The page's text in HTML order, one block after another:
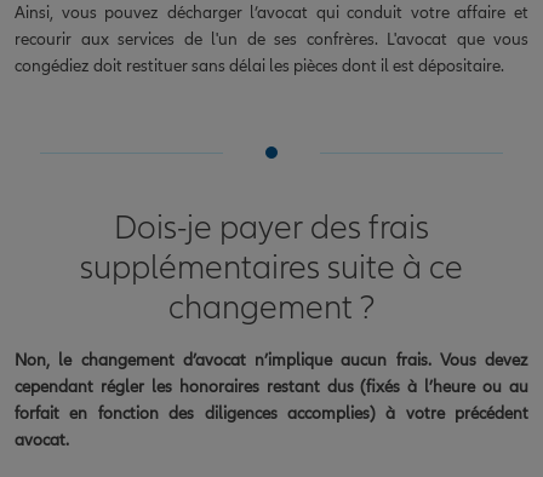
Ainsi, vous pouvez décharger l’avocat qui conduit votre affaire et
recourir aux services de l'un de ses confrères. L'avocat que vous
congédiez doit restituer sans délai les pièces dont il est dépositaire.
Dois-je payer des frais
supplémentaires suite à ce
changement ?
Non, le changement d’avocat n’implique aucun frais. Vous devez
cependant régler les honoraires restant dus (fixés à l’heure ou au
forfait en fonction des diligences accomplies) à votre précédent
avocat.